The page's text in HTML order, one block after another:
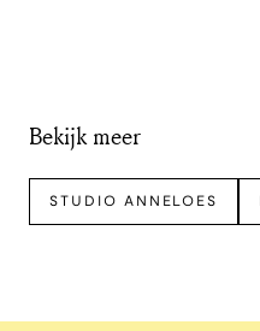
Bekijk meer
STUDIO ANNELOES